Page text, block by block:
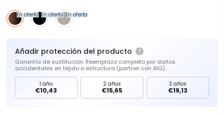
En oferta En oferta En oferta
Añadir protección del producto
Garantía de sustitución: Reemplazo completo por daños
accidentales en tejido o estructura (partner con AIG).
1 año
€10,43
2 años
€15,65
3 años
€19,13